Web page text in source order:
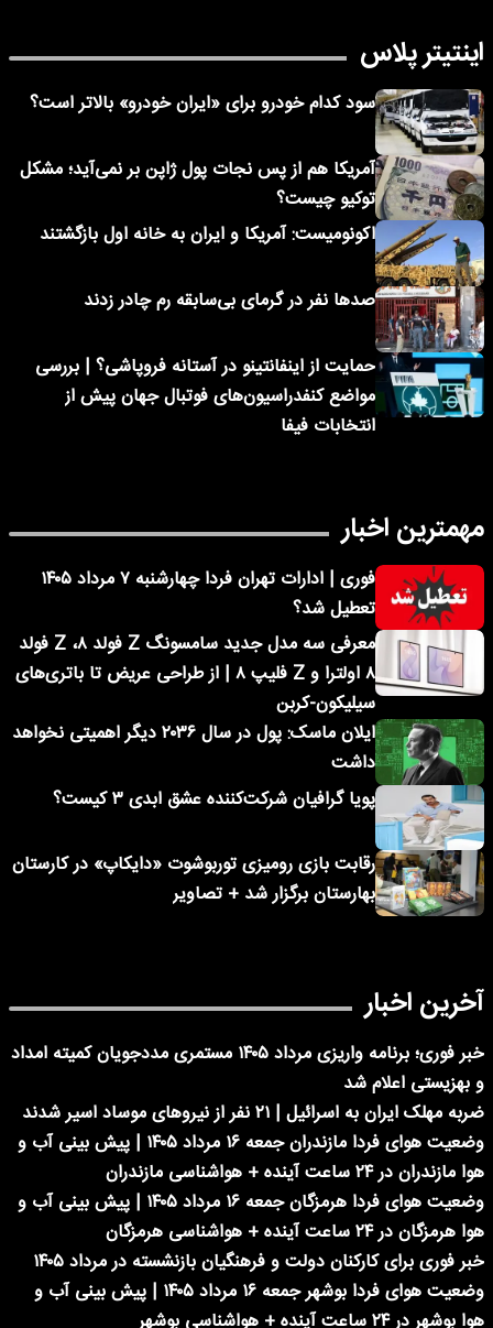
اینتیتر پلاس
سود کدام خودرو برای «ایران خودرو» بالاتر است؟
آمریکا هم از پس نجات پول ژاپن بر نمی‌آید؛ مشکل
توکیو چیست؟
اکونومیست: آمریکا و ایران به خانه اول بازگشتند
صدها نفر در گرمای بی‌سابقه رم چادر زدند
حمایت از اینفانتینو در آستانه فروپاشی؟ | بررسی
مواضع کنفدراسیون‌های فوتبال جهان پیش از
انتخابات فیفا
مهمترین اخبار
فوری | ادارات تهران فردا چهارشنبه ۷ مرداد ۱۴۰۵
تعطیل شد؟
معرفی سه مدل جدید سامسونگ Z فولد ۸، Z فولد
۸ اولترا و Z فلیپ ۸ | از طراحی عریض تا باتری‌های
سیلیکون-کربن
ایلان ماسک: پول در سال ۲۰۳۶ دیگر اهمیتی نخواهد
داشت
پویا گرافیان شرکت‌کننده عشق ابدی ۳ کیست؟
رقابت بازی رومیزی توربوشوت «دایکاپ» در کارستان
بهارستان برگزار شد + تصاویر
آخرین اخبار
خبر فوری؛ برنامه واریزی مرداد ۱۴۰۵ مستمری مددجویان کمیته امداد
و بهزیستی اعلام شد
ضربه مهلک ایران به اسرائیل | ۲۱ نفر از نیروهای موساد اسیر شدند
وضعیت هوای فردا مازندران جمعه ۱۶ مرداد ۱۴۰۵ | پیش بینی آب و
هوا مازندران در ۲۴ ساعت آینده + هواشناسی مازندران
وضعیت هوای فردا هرمزگان جمعه ۱۶ مرداد ۱۴۰۵ | پیش بینی آب و
هوا هرمزگان در ۲۴ ساعت آینده + هواشناسی هرمزگان
خبر فوری برای کارکنان دولت و فرهنگیان بازنشسته در مرداد ۱۴۰۵
وضعیت هوای فردا بوشهر جمعه ۱۶ مرداد ۱۴۰۵ | پیش بینی آب و
هوا بوشهر در ۲۴ ساعت آینده + هواشناسی بوشهر